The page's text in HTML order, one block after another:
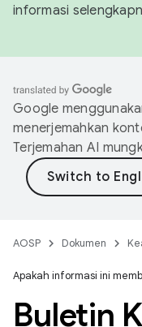
informasi
Google
menerjemahkan
Terjemahan AI
AOSP Dokumen
Apakah informasi ini
Buletin